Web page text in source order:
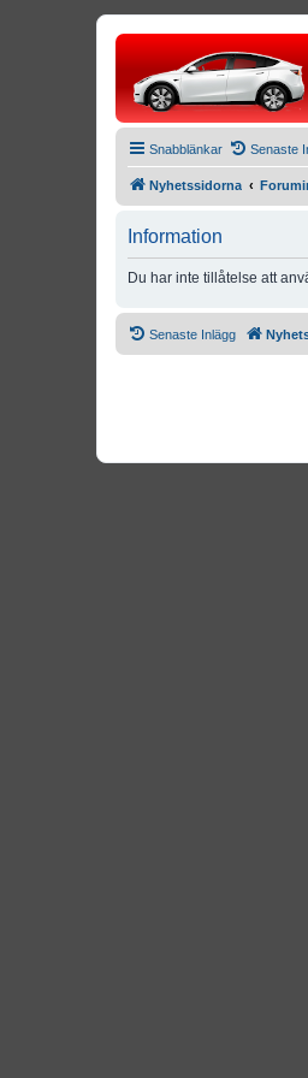
Snabblänkar Senaste
Nyhetssidorna
Information
Du har inte tillåtelse att
Senaste Inlägg